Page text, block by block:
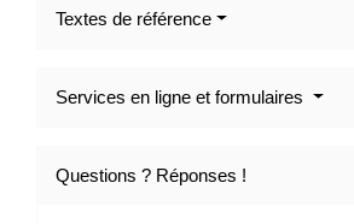
Textes de référence
Services en ligne et formulaires
Questions ? Réponses !